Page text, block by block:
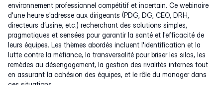
environnement professionnel compétitif et incertain. Ce webinaire
d'une heure s'adresse aux dirigeants (PDG, DG, CEO, DRH,
directeurs d’usine, etc.) recherchant des solutions simples,
pragmatiques et sensées pour garantir la santé et l'efficacité de
leurs équipes. Les thèmes abordés incluent l'identification et la
lutte contre la méfiance, la transversalité pour briser les silos, les
remèdes au désengagement, la gestion des rivalités internes tout
en assurant la cohésion des équipes, et le rôle du manager dans